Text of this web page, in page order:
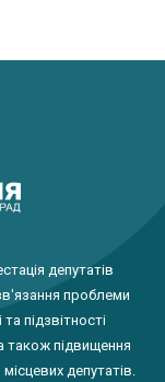
депутатів
проблеми
підзвітності
також підвищення
депутатів.